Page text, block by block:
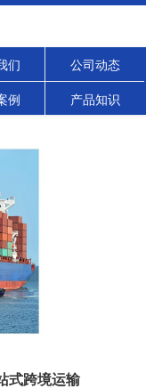
们 公司动态
例 产品知识
式跨境运输